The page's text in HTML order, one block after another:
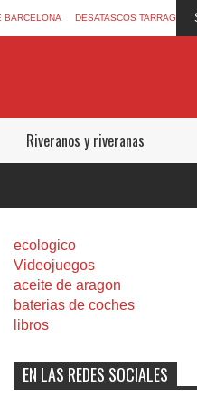
BARCELONA DESATASCOS TARRAGONA
Riveranos y riveranas
ecologico
Videojuegos
aceite de aragon
baterias de coches
libros
EN LAS REDES SOCIALES